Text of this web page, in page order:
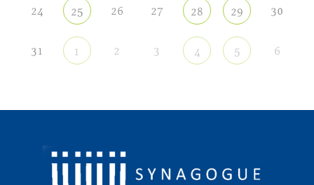
24 25 26 27 28 29 30
31 1 2 3 4 5 6